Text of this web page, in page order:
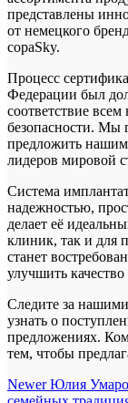
представлены
от немецкого
copaSky.
Процесс
Федерации был
соответствие
безопасности. Мы
предложить
лидеров мировой
Система
надежностью,
делает её
клиник, так и для
станет
улучшить
Следите за
узнать о
предложениях.
тем, чтобы
Newer Юлия